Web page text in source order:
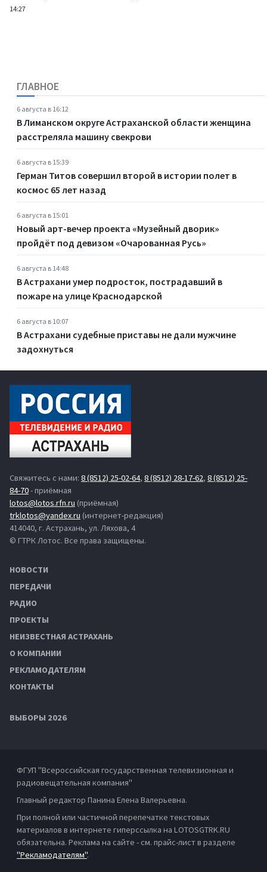
14:27
ГЛАВНОЕ
6 августа в 16:12
В Лиманском округе Астраханской области женщина
расстреляла машину свекрови
6 августа в 15:39
Герман Титов совершил второй в истории полет в
космос 65 лет назад
6 августа в 15:01
Новый арт-вечер проекта «Музейный дворик»
пройдёт под девизом «Очарованная Русь»
6 августа в 14:48
В Астрахани умер подросток, пострадавший в
пожаре на улице Краснодарской
6 августа в 10:07
В Астрахани судебные приставы не дали мужчине
задохнуться
Свяжитесь с нами: 8 (8512) 25-02-64, 8 (8512) 28-17-62, 8 (8512) 25-
84-70- приёмная
lotos@lotos.rfn.ru (приёмная)
trklotos@yandex.ru (интернет-редакция)
414040, г. Астрахань, ул. Ляхова, 4
© ГТРК Лотос. Все права защищены.
НОВОСТИ
ПЕРЕДАЧИ
РАДИО
ПРОЕКТЫ
НЕИЗВЕСТНАЯ АСТРАХАНЬ
О КОМПАНИИ
РЕКЛАМОДАТЕЛЯМ
КОНТАКТЫ
ВЫБОРЫ 2026
ФГУП "Всероссийская государственная телевизионная и
радиовещательная компания"
Главный редактор Панина Елена Валерьевна.
При полной или частичной перепечатке текстовых
материалов в интернете гиперссылка на LOTOSGTRK.RU
обязательна. Реклама на сайте - см. прайс-лист в разделе
"Рекламодателям".